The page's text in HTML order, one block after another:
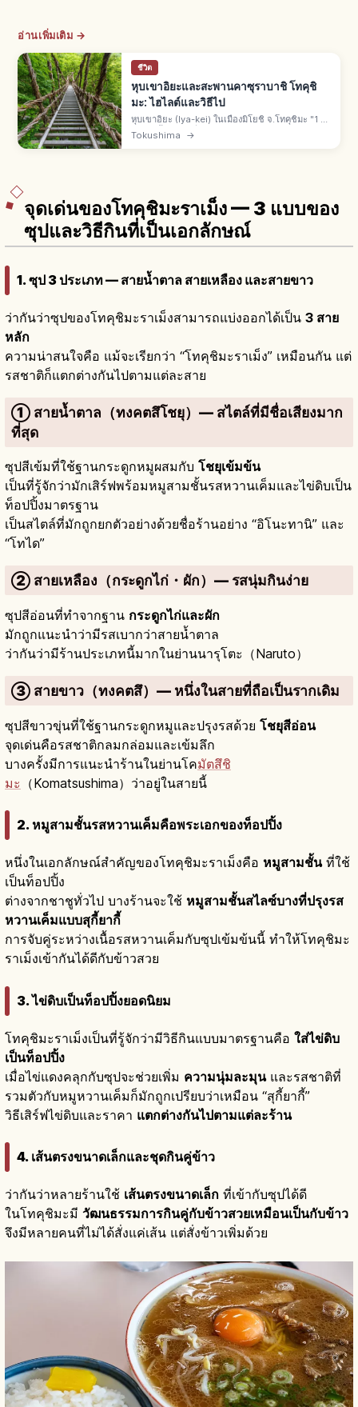
อ่านเพิ่มเติม →
ชีวิต
หุบเขาอิยะและสะพานคาซุราบาชิ โทคุชิ
มะ: ไฮไลต์และวิธีไป
หุบเขาอิยะ (Iya-kei) ในเมืองมิโยชิ จ.โทคุชิมะ "1 ใน
3 แดนลี้ลับของญี่ปุ่น" สะพานเถาวัลย์อิยะ-โนะ-คาซุ
Tokushima →
จุดเด่นของโทคุชิมะราเม็ง — 3 แบบของ
ซุปและวิธีกินที่เป็นเอกลักษณ์
1. ซุป 3 ประเภท — สายน้ำตาล สายเหลือง และสายขาว
ว่ากันว่าซุปของโทคุชิมะราเม็งสามารถแบ่งออกได้เป็น 3 สาย
หลัก
ความน่าสนใจคือ แม้จะเรียกว่า “โทคุชิมะราเม็ง” เหมือนกัน แต่
รสชาติก็แตกต่างกันไปตามแต่ละสาย
① สายน้ำตาล（ทงคตสึโชยุ）— สไตล์ที่มีชื่อเสียงมาก
ที่สุด
ซุปสีเข้มที่ใช้ฐานกระดูกหมูผสมกับ โชยุเข้มข้น
เป็นที่รู้จักว่ามักเสิร์ฟพร้อมหมูสามชั้นรสหวานเค็มและไข่ดิบเป็น
ท็อปปิ้งมาตรฐาน
เป็นสไตล์ที่มักถูกยกตัวอย่างด้วยชื่อร้านอย่าง “อิโนะทานิ” และ
“โทได”
② สายเหลือง（กระดูกไก่・ผัก）— รสนุ่มกินง่าย
ซุปสีอ่อนที่ทำจากฐาน กระดูกไก่และผัก
มักถูกแนะนำว่ามีรสเบากว่าสายน้ำตาล
ว่ากันว่ามีร้านประเภทนี้มากในย่านนารุโตะ（Naruto）
③ สายขาว（ทงคตสึ）— หนึ่งในสายที่ถือเป็นรากเดิม
ซุปสีขาวขุ่นที่ใช้ฐานกระดูกหมูและปรุงรสด้วย โชยุสีอ่อน
จุดเด่นคือรสชาติกลมกล่อมและเข้มลึก
บางครั้งมีการแนะนำร้านในย่านโคมัตสึชิ
มะ （Komatsushima）ว่าอยู่ในสายนี้
2. หมูสามชั้นรสหวานเค็มคือพระเอกของท็อปปิ้ง
หนึ่งในเอกลักษณ์สำคัญของโทคุชิมะราเม็งคือ หมูสามชั้นที่ใช้
เป็นท็อปปิ้ง
ต่างจากชาชูทั่วไป บางร้านจะใช้ หมูสามชั้นสไลซ์บางที่ปรุงรส
หวานเค็มแบบสุกี้ยากี้
การจับคู่ระหว่างเนื้อรสหวานเค็มกับซุปเข้มข้นนี้ ทำให้โทคุชิมะ
ราเม็งเข้ากันได้ดีกับข้าวสวย
3. ไข่ดิบเป็นท็อปปิ้งยอดนิยม
โทคุชิมะราเม็งเป็นที่รู้จักว่ามีวิธีกินแบบมาตรฐานคือ ใส่ไข่ดิบ
เป็นท็อปปิ้ง
เมื่อไข่แดงคลุกกับซุปจะช่วยเพิ่ม ความนุ่มละมุนและรสชาติที่
รวมตัวกับหมูหวานเค็มก็มักถูกเปรียบว่าเหมือน “สุกี้ยากี้”
วิธีเสิร์ฟไข่ดิบและราคา แตกต่างกันไปตามแต่ละร้าน
4. เส้นตรงขนาดเล็กและชุดกินคู่ข้าว
ว่ากันว่าหลายร้านใช้ เส้นตรงขนาดเล็ก ที่เข้ากับซุปได้ดี
ในโทคุชิมะมี วัฒนธรรมการกินคู่กับข้าวสวยเหมือนเป็นกับข้าว
จึงมีหลายคนที่ไม่ได้สั่งแค่เส้น แต่สั่งข้าวเพิ่มด้วย